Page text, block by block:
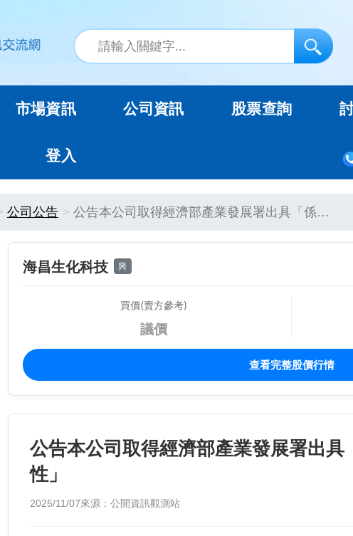
市場資訊 公司資訊 股票查詢
登入
公司公告 公告本公司取得經濟部產業發展署出具「係…
海昌生化科技 興
買價(賣方參考)
議價
查看完整股價行情
公告本公司取得經濟部產業發展署出
性」
2025/11/07來源：公開資訊觀測站